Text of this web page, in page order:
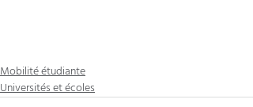
Mobilité étudiante
Universités et écoles